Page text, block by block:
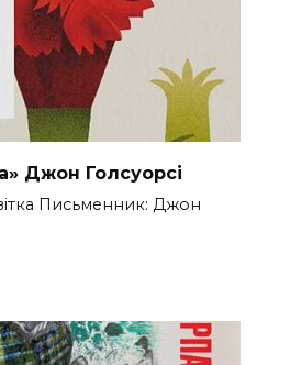
Джон Голсуорсі
Письменник: Джон